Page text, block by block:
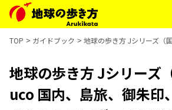
TOP ガイドブック 地球の歩き方 Jシリーズ（
地球の歩き方 Jシリーズ
uco 国内、島旅、御朱印